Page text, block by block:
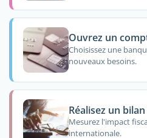
Ouvrez un
Choisissez une
nouveaux besoins.
Réalisez un
Mesurez l'impact
internationale.